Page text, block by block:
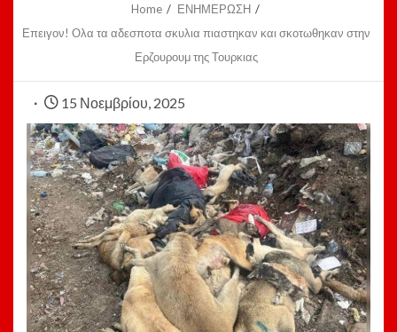
Home
ΕΝΗΜΕΡΩΣΗ
Επειγον! Ολα τα αδεσποτα σκυλια πιαστηκαν και σκοτωθηκαν στην
Ερζουρουμ της Τουρκιας
15 Νοεμβρίου, 2025